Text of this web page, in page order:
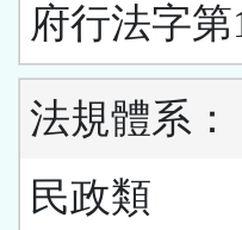
府行法字第
法規體系：
民政類